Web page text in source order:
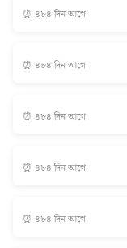
⏰ ৪৮৪ দিন আগে
⏰ ৪৮৪ দিন আগে
⏰ ৪৮৪ দিন আগে
⏰ ৪৮৪ দিন আগে
⏰ ৪৮৪ দিন আগে